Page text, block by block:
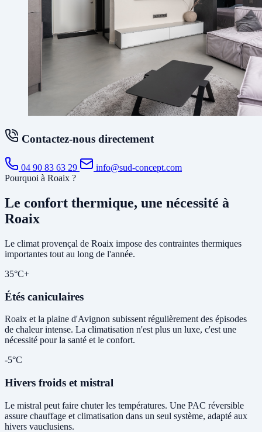
Contactez-nous directement
04 90 83 63 29
info@sud-concept.com
Pourquoi à Roaix ?
Le confort thermique, une nécessité à
Roaix
Le climat provençal de Roaix impose des contraintes thermiques
importantes tout au long de l'année.
35°C+
Étés caniculaires
Roaix et la plaine d'Avignon subissent régulièrement des épisodes
de chaleur intense. La climatisation n'est plus un luxe, c'est une
nécessité pour la santé et le confort.
-5°C
Hivers froids et mistral
Le mistral peut faire chuter les températures. Une PAC réversible
assure chauffage et climatisation dans un seul système, adapté aux
hivers vauclusiens.